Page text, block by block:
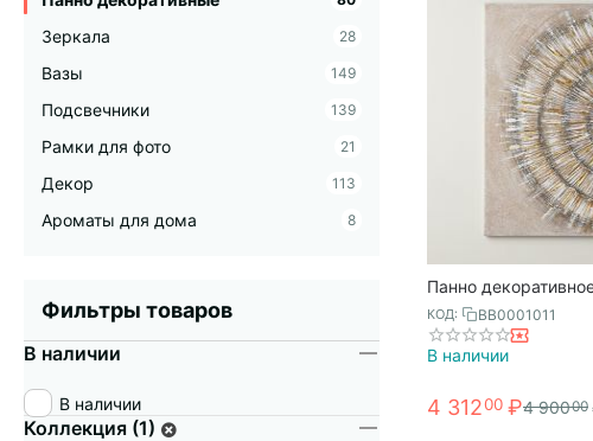
Панно
beige №1, 50х70 см,
Bjorn
КОД: BB0001011
В наличии
4 31200 ₽4 90000
Зеркала 28
Вазы 149
Подсвечники 139
Рамки для фото 21
Декор 113
Ароматы для дома 8
Фильтры товаров
В наличии
В наличии
Коллекция (1)